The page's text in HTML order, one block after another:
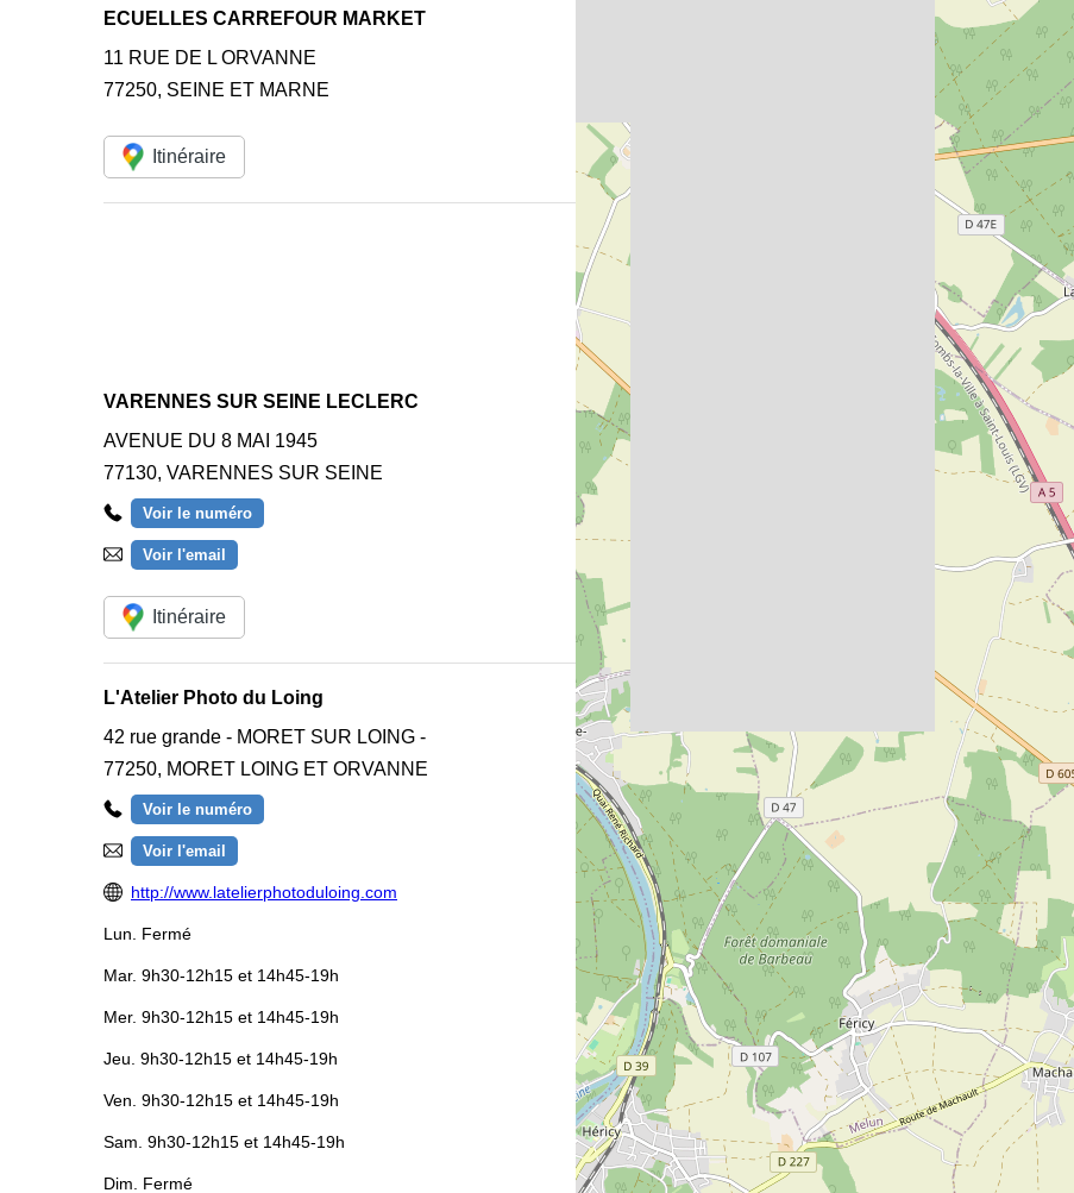
ECUELLES CARREFOUR MARKET
11 RUE DE L ORVANNE
77250, SEINE ET MARNE
Itinéraire
VARENNES SUR SEINE LECLERC
AVENUE DU 8 MAI 1945
77130, VARENNES SUR SEINE
Voir le numéro
Voir l'email
Itinéraire
L'Atelier Photo du Loing
42 rue grande - MORET SUR LOING -
77250, MORET LOING ET ORVANNE
Voir le numéro
Voir l'email
http://www.latelierphotoduloing.com
Lun. Fermé
Mar. 9h30-12h15 et 14h45-19h
Mer. 9h30-12h15 et 14h45-19h
Jeu. 9h30-12h15 et 14h45-19h
Ven. 9h30-12h15 et 14h45-19h
Sam. 9h30-12h15 et 14h45-19h
Dim. Fermé